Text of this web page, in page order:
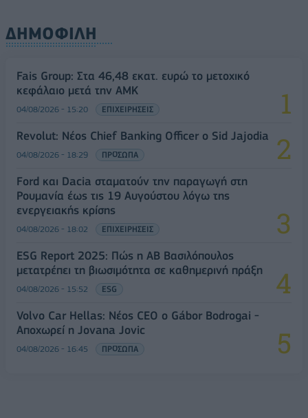
ΔΗΜΟΦΙΛΗ
Fais Group: Στα 46,48 εκατ. ευρώ το μετοχικό
κεφάλαιο μετά την ΑΜΚ
04/08/2026 - 15:20 ΕΠΙΧΕΙΡΗΣΕΙΣ
Revolut: Νέος Chief Banking Officer ο Sid Jajodia
04/08/2026 - 18:29 ΠΡΟΣΩΠΑ
Ford και Dacia σταματούν την παραγωγή στη
Ρουμανία έως τις 19 Αυγούστου λόγω της
ενεργειακής κρίσης
04/08/2026 - 18:02 ΕΠΙΧΕΙΡΗΣΕΙΣ
ESG Report 2025: Πώς η ΑΒ Βασιλόπουλος
μετατρέπει τη βιωσιμότητα σε καθημερινή πράξη
04/08/2026 - 15:52 ESG
Volvo Car Hellas: Νέος CEO ο Gábor Bodrogai -
Αποχωρεί η Jovana Jovic
04/08/2026 - 16:45 ΠΡΟΣΩΠΑ